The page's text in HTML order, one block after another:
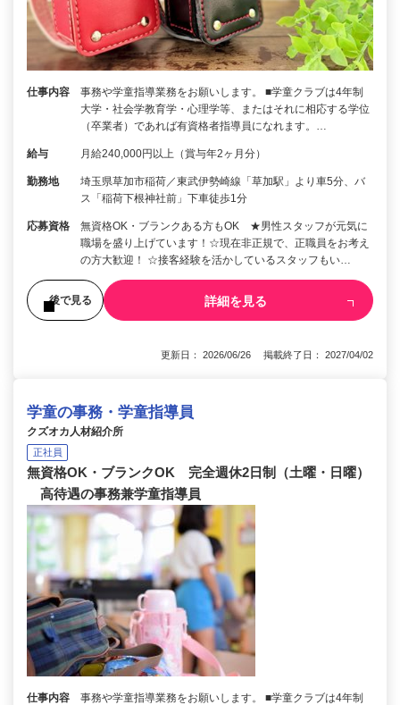
仕事内容
事務や学童指導業務をお願いします。 ■学童クラブは4年制
大学・社会学教育学・心理学等、またはそれに相応する学位
（卒業者）であれば有資格者指導員になれます。…
給与 月給240,000円以上（賞与年2ヶ月分）
勤務地
埼玉県草加市稲荷／東武伊勢崎線「草加駅」より車5分、バ
ス「稲荷下根神社前」下車徒歩1分
応募資格
無資格OK・ブランクある方もOK ★男性スタッフが元気に
職場を盛り上げています！☆現在非正規で、正職員をお考え
の方大歓迎！ ☆接客経験を活かしているスタッフもい…
後で見る 詳細を見る
更新日： 2026/06/26 掲載終了日： 2027/04/02
学童の事務・学童指導員
クズオカ人材紹介所
正社員
無資格OK・ブランクOK 完全週休2日制（土曜・日曜）
高待遇の事務兼学童指導員
仕事内容
事務や学童指導業務をお願いします。 ■学童クラブは4年制